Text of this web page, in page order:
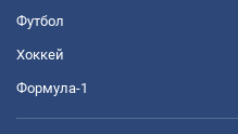
Футбол
Хоккей
Формула-1